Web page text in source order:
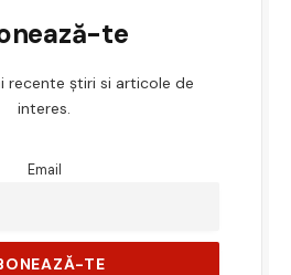
te
recente știri si articole de
interes.
Email